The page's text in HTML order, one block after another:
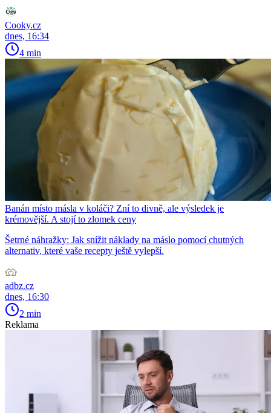
Cooky.cz
dnes, 16:34
4 min
Banán místo másla v koláči? Zní to divně, ale výsledek je
krémovější. A stojí to zlomek ceny
Šetrné náhražky: Jak snížit náklady na máslo pomocí chutných
alternativ, které vaše recepty ještě vylepší.
adbz.cz
dnes, 16:30
2 min
Reklama